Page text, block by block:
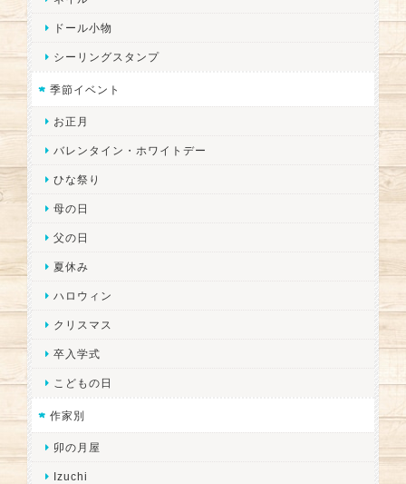
ドール小物
シーリングスタンプ
季節イベント
お正月
バレンタイン・ホワイトデー
ひな祭り
母の日
父の日
夏休み
ハロウィン
クリスマス
卒入学式
こどもの日
作家別
卯の月屋
Izuchi